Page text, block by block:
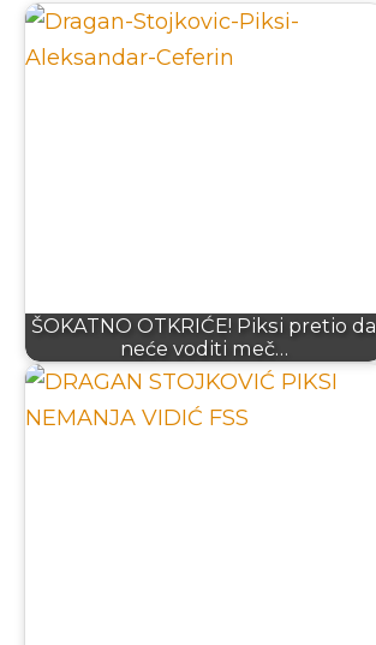
ŠOKATNO OTKRIĆE! Piksi pretio da
neće voditi meč…